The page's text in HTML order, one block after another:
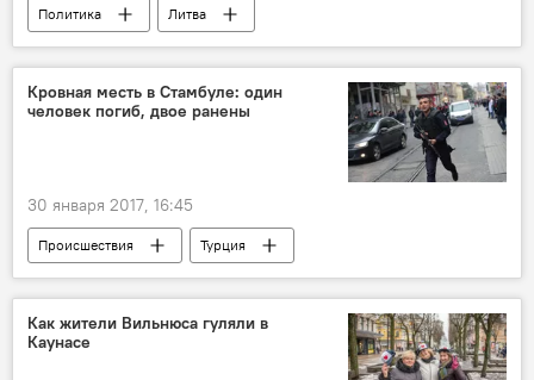
Политика
Литва
Калининградская область
Александр Удальцов
Линас Бальсис
возврат территории
Кровная месть в Стамбуле: один
человек погиб, двое ранены
30 января 2017, 16:45
Происшествия
Турция
Anadolu Hisar
раненые
стрельба
Как жители Вильнюса гуляли в
Каунасе